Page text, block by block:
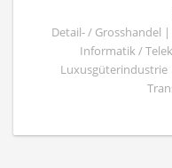
Detail- / Grosshandel
Informatik /
Luxusgüterindustrie